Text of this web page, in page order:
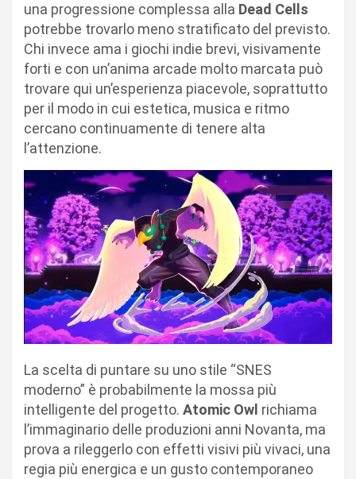
una progressione complessa alla Dead Cells
potrebbe trovarlo meno stratificato del previsto.
Chi invece ama i giochi indie brevi, visivamente
forti e con un’anima arcade molto marcata può
trovare qui un’esperienza piacevole, soprattutto
per il modo in cui estetica, musica e ritmo
cercano continuamente di tenere alta
l’attenzione.
La scelta di puntare su uno stile “SNES
moderno” è probabilmente la mossa più
intelligente del progetto. Atomic Owl richiama
l’immaginario delle produzioni anni Novanta, ma
prova a rileggerlo con effetti visivi più vivaci, una
regia più energica e un gusto contemporaneo